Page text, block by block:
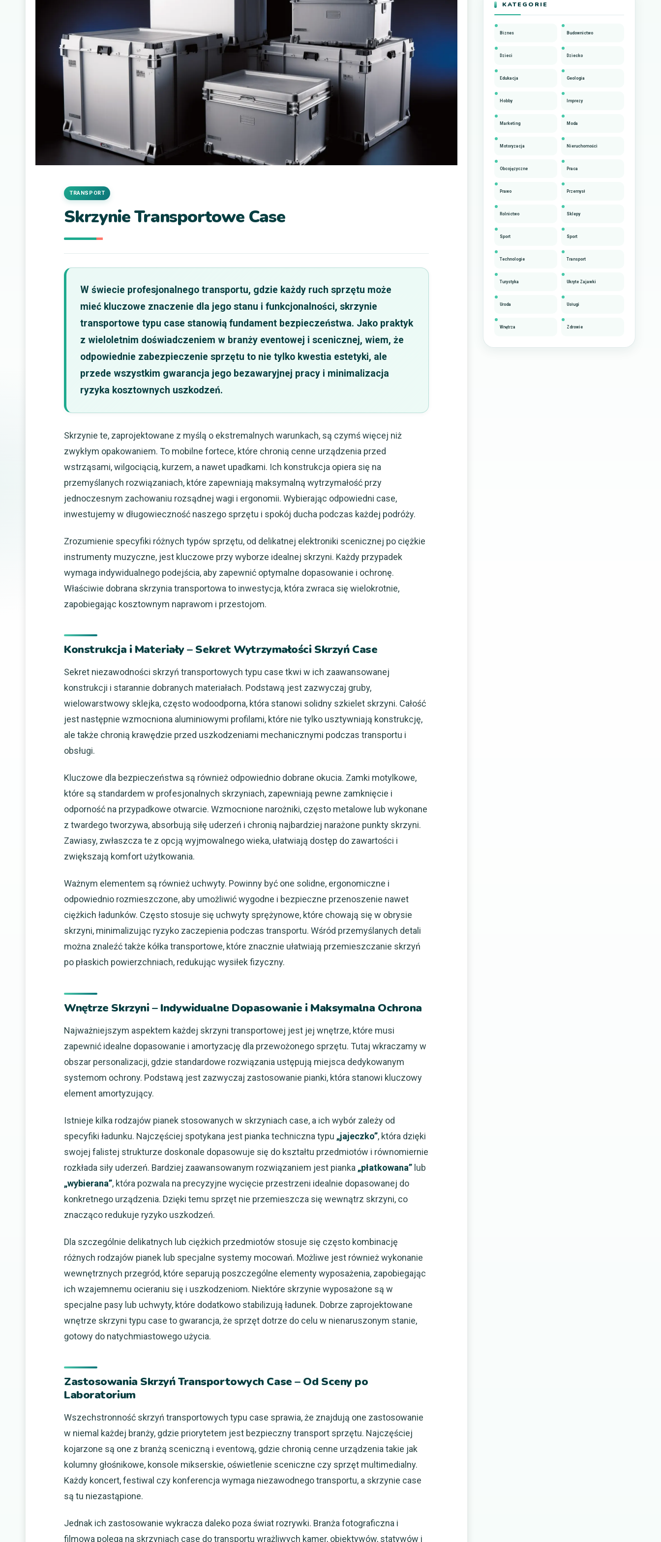
Skrzynie Transportowe Case
TRANSPORT
W świecie profesjonalnego transportu, gdzie każdy ruch sprzętu może
mieć kluczowe znaczenie dla jego stanu i funkcjonalności, skrzynie
transportowe typu case stanowią fundament bezpieczeństwa. Jako praktyk
z wieloletnim doświadczeniem w branży eventowej i scenicznej, wiem, że
odpowiednie zabezpieczenie sprzętu to nie tylko kwestia estetyki, ale
przede wszystkim gwarancja jego bezawaryjnej pracy i minimalizacja
ryzyka kosztownych uszkodzeń.
Skrzynie te, zaprojektowane z myślą o ekstremalnych warunkach, są czymś więcej niż
zwykłym opakowaniem. To mobilne fortece, które chronią cenne urządzenia przed
wstrząsami, wilgociącią, kurzem, a nawet upadkami. Ich konstrukcja opiera się na
przemyślanych rozwiązaniach, które zapewniają maksymalną wytrzymałość przy
jednoczesnym zachowaniu rozsądnej wagi i ergonomii. Wybierając odpowiedni case,
inwestujemy w długowieczność naszego sprzętu i spokój ducha podczas każdej podróży.
Zrozumienie specyfiki różnych typów sprzętu, od delikatnej elektroniki scenicznej po ciężkie
instrumenty muzyczne, jest kluczowe przy wyborze idealnej skrzyni. Każdy przypadek
wymaga indywidualnego podejścia, aby zapewnić optymalne dopasowanie i ochronę.
Właściwie dobrana skrzynia transportowa to inwestycja, która zwraca się wielokrotnie,
zapobiegając kosztownym naprawom i przestojom.
Konstrukcja i Materiały – Sekret Wytrzymałości Skrzyń Case
Sekret niezawodności skrzyń transportowych typu case tkwi w ich zaawansowanej
konstrukcji i starannie dobranych materiałach. Podstawą jest zazwyczaj gruby,
wielowarstwowy sklejka, często wodoodporna, która stanowi solidny szkielet skrzyni. Całość
jest następnie wzmocniona aluminiowymi profilami, które nie tylko usztywniają konstrukcję,
ale także chronią krawędzie przed uszkodzeniami mechanicznymi podczas transportu i
obsługi.
Kluczowe dla bezpieczeństwa są również odpowiednio dobrane okucia. Zamki motylkowe,
które są standardem w profesjonalnych skrzyniach, zapewniają pewne zamknięcie i
odporność na przypadkowe otwarcie. Wzmocnione narożniki, często metalowe lub wykonane
z twardego tworzywa, absorbują siłę uderzeń i chronią najbardziej narażone punkty skrzyni.
Zawiasy, zwłaszcza te z opcją wyjmowalnego wieka, ułatwiają dostęp do zawartości i
zwiększają komfort użytkowania.
Ważnym elementem są również uchwyty. Powinny być one solidne, ergonomiczne i
odpowiednio rozmieszczone, aby umożliwić wygodne i bezpieczne przenoszenie nawet
ciężkich ładunków. Często stosuje się uchwyty sprężynowe, które chowają się w obrysie
skrzyni, minimalizując ryzyko zaczepienia podczas transportu. Wśród przemyślanych detali
można znaleźć także kółka transportowe, które znacznie ułatwiają przemieszczanie skrzyń
po płaskich powierzchniach, redukując wysiłek fizyczny.
Wnętrze Skrzyni – Indywidualne Dopasowanie i Maksymalna Ochrona
Najważniejszym aspektem każdej skrzyni transportowej jest jej wnętrze, które musi
zapewnić idealne dopasowanie i amortyzację dla przewożonego sprzętu. Tutaj wkraczamy w
obszar personalizacji, gdzie standardowe rozwiązania ustępują miejsca dedykowanym
systemom ochrony. Podstawą jest zazwyczaj zastosowanie pianki, która stanowi kluczowy
element amortyzujący.
Istnieje kilka rodzajów pianek stosowanych w skrzyniach case, a ich wybór zależy od
specyfiki ładunku. Najczęściej spotykana jest pianka techniczna typu „jajeczko”, która dzięki
swojej falistej strukturze doskonale dopasowuje się do kształtu przedmiotów i równomiernie
rozkłada siły uderzeń. Bardziej zaawansowanym rozwiązaniem jest pianka „płatkowana” lub
„wybierana”, która pozwala na precyzyjne wycięcie przestrzeni idealnie dopasowanej do
konkretnego urządzenia. Dzięki temu sprzęt nie przemieszcza się wewnątrz skrzyni, co
znacząco redukuje ryzyko uszkodzeń.
Dla szczególnie delikatnych lub ciężkich przedmiotów stosuje się często kombinację
różnych rodzajów pianek lub specjalne systemy mocowań. Możliwe jest również wykonanie
wewnętrznych przegród, które separują poszczególne elementy wyposażenia, zapobiegając
ich wzajemnemu ocieraniu się i uszkodzeniom. Niektóre skrzynie wyposażone są w
specjalne pasy lub uchwyty, które dodatkowo stabilizują ładunek. Dobrze zaprojektowane
wnętrze skrzyni typu case to gwarancja, że sprzęt dotrze do celu w nienaruszonym stanie,
gotowy do natychmiastowego użycia.
Zastosowania Skrzyń Transportowych Case – Od Sceny po
Laboratorium
Wszechstronność skrzyń transportowych typu case sprawia, że znajdują one zastosowanie
w niemal każdej branży, gdzie priorytetem jest bezpieczny transport sprzętu. Najczęściej
kojarzone są one z branżą sceniczną i eventową, gdzie chronią cenne urządzenia takie jak
kolumny głośnikowe, konsole mikserskie, oświetlenie sceniczne czy sprzęt multimedialny.
Każdy koncert, festiwal czy konferencja wymaga niezawodnego transportu, a skrzynie case
są tu niezastąpione.
Jednak ich zastosowanie wykracza daleko poza świat rozrywki. Branża fotograficzna i
filmowa polega na skrzyniach case do transportu wrażliwych kamer, obiektywów, statywów i
KATEGORIE
Biznes Budownictwo
Dzieci Dziecko
Edukacja Geologia
Hobby Imprezy
Marketing Moda
Motoryzacja Nieruchomości
Obcojęzyczne Praca
Prawo Przemysł
Rolnictwo Sklepy
Sport Sport
Technologie Transport
Turystyka Ukryte Zajawki
Uroda Usługi
Wnętrza Zdrowie